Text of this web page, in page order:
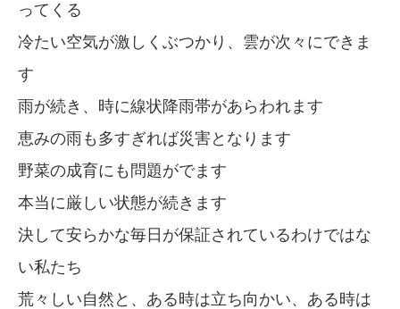
ってくる
冷たい空気が激しくぶつかり、雲が次々にできま
す
雨が続き、時に線状降雨帯があらわれます
恵みの雨も多すぎれば災害となります
野菜の成育にも問題がでます
本当に厳しい状態が続きます
決して安らかな毎日が保証されているわけではな
い私たち
荒々しい自然と、ある時は立ち向かい、ある時は